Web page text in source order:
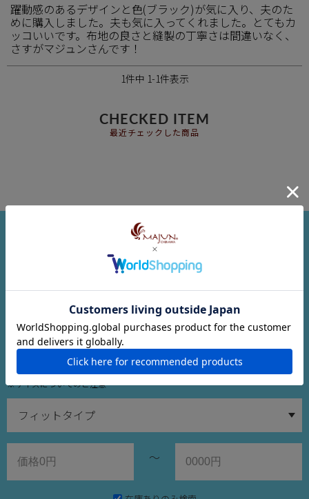
躍動感のあるデザインと色(ブラック)が気に入り、夫のた
めに購入しました。夫も気に入ってくれました。とてもカ
ッコいいです。布地の良さと縫製の丁寧さは間違いなく、
さすがマジュンさんです！
1件中 1-1件表示
CHECKED ITEM
最近チェックした商品
商品検索
※サイズについてのご注意
～